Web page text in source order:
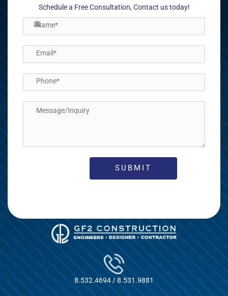
Schedule a Free Consultation, Contact us today!
8.532.4694 / 8.531.9881